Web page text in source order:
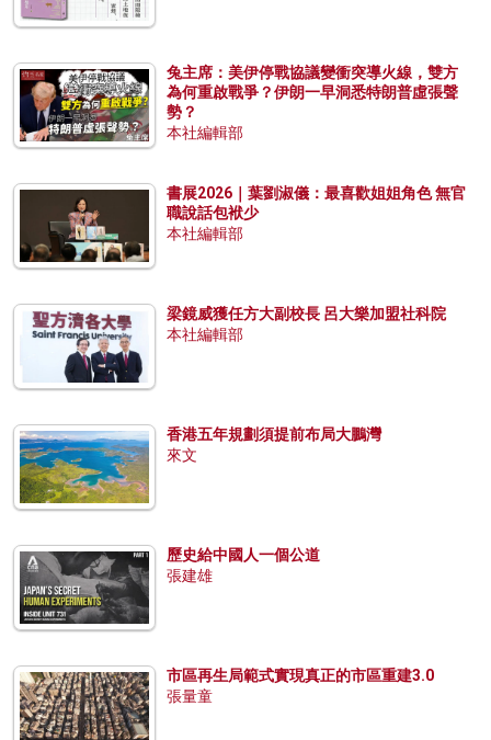
兔主席：美伊停戰協議變衝突導火線，雙方
為何重啟戰爭？伊朗一早洞悉特朗普虛張聲
勢？
本社編輯部
書展2026｜葉劉淑儀：最喜歡姐姐角色 無官
職說話包袱少
本社編輯部
梁鏡威獲任方大副校長 呂大樂加盟社科院
本社編輯部
香港五年規劃須提前布局大鵬灣
來文
歷史給中國人一個公道
張建雄
市區再生局範式實現真正的市區重建3.0
張量童